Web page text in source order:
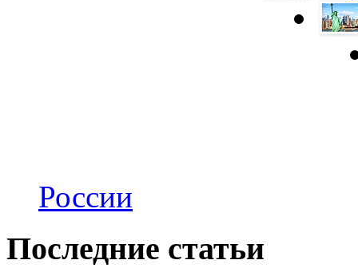
России
Последние статьи